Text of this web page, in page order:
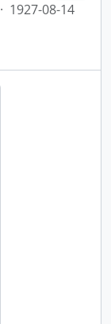
· 1927-08-14